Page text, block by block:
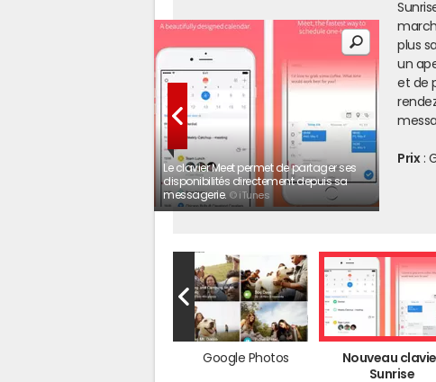
Le clavier Meet permet de partager ses
disponibilités directement depuis sa
messagerie. © iTunes
plus
un
et de
Prix:
Google Photos
Nouveau
Sunrise